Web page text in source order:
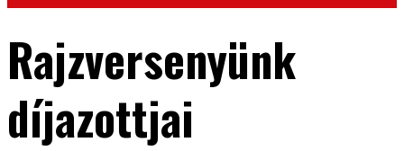
Rajzversenyünk
díjazottjai